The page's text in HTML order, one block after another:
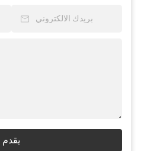
يقدم